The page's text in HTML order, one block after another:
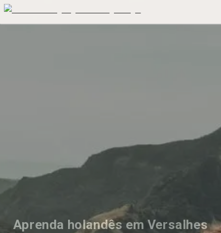
Aprenda holandês em Versalhes